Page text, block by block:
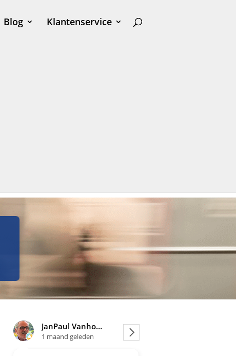
Blog Klantenservice
JanPaul Vanhoven
1 maand geleden